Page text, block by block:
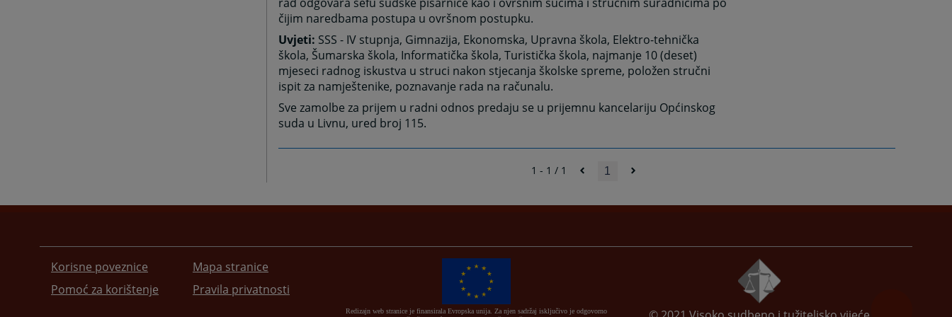
čijim naredbama postupa u ovršnom postupku.
Uvjeti: SSS - IV stupnja, Gimnazija, Ekonomska, Upravna škola, Elektro-tehnička
škola, Šumarska škola, Informatička škola, Turistička škola, najmanje 10 (deset)
mjeseci radnog iskustva u struci nakon stjecanja školske spreme, položen stručni
ispit za namještenike, poznavanje rada na računalu.
Sve zamolbe za prijem u radni odnos predaju se u prijemnu kancelariju Općinskog
suda u Livnu, ured broj 115.
1 - 1 / 1 1
Korisne poveznice
Pomoć za korištenje
Mapa stranice
Pravila privatnosti
Redizajn web stranice je finansirala Evropska unija. Za njen sadržaj isključivo je odgovorno